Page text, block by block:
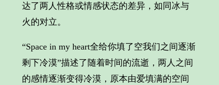
达了两人性格或情感状态的差异，如同冰与
火的对立。
“Space in my heart全给你填了空我们之间逐渐
剩下冷漠”描述了随着时间的流逝，两人之间
的感情逐渐变得冷漠，原本由爱填满的空间